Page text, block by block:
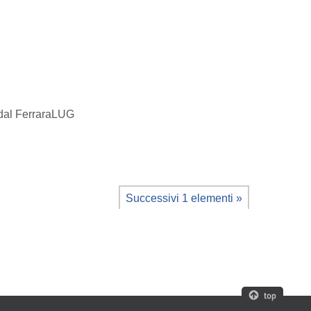
FerraraLUG
Successivi 1 elementi »